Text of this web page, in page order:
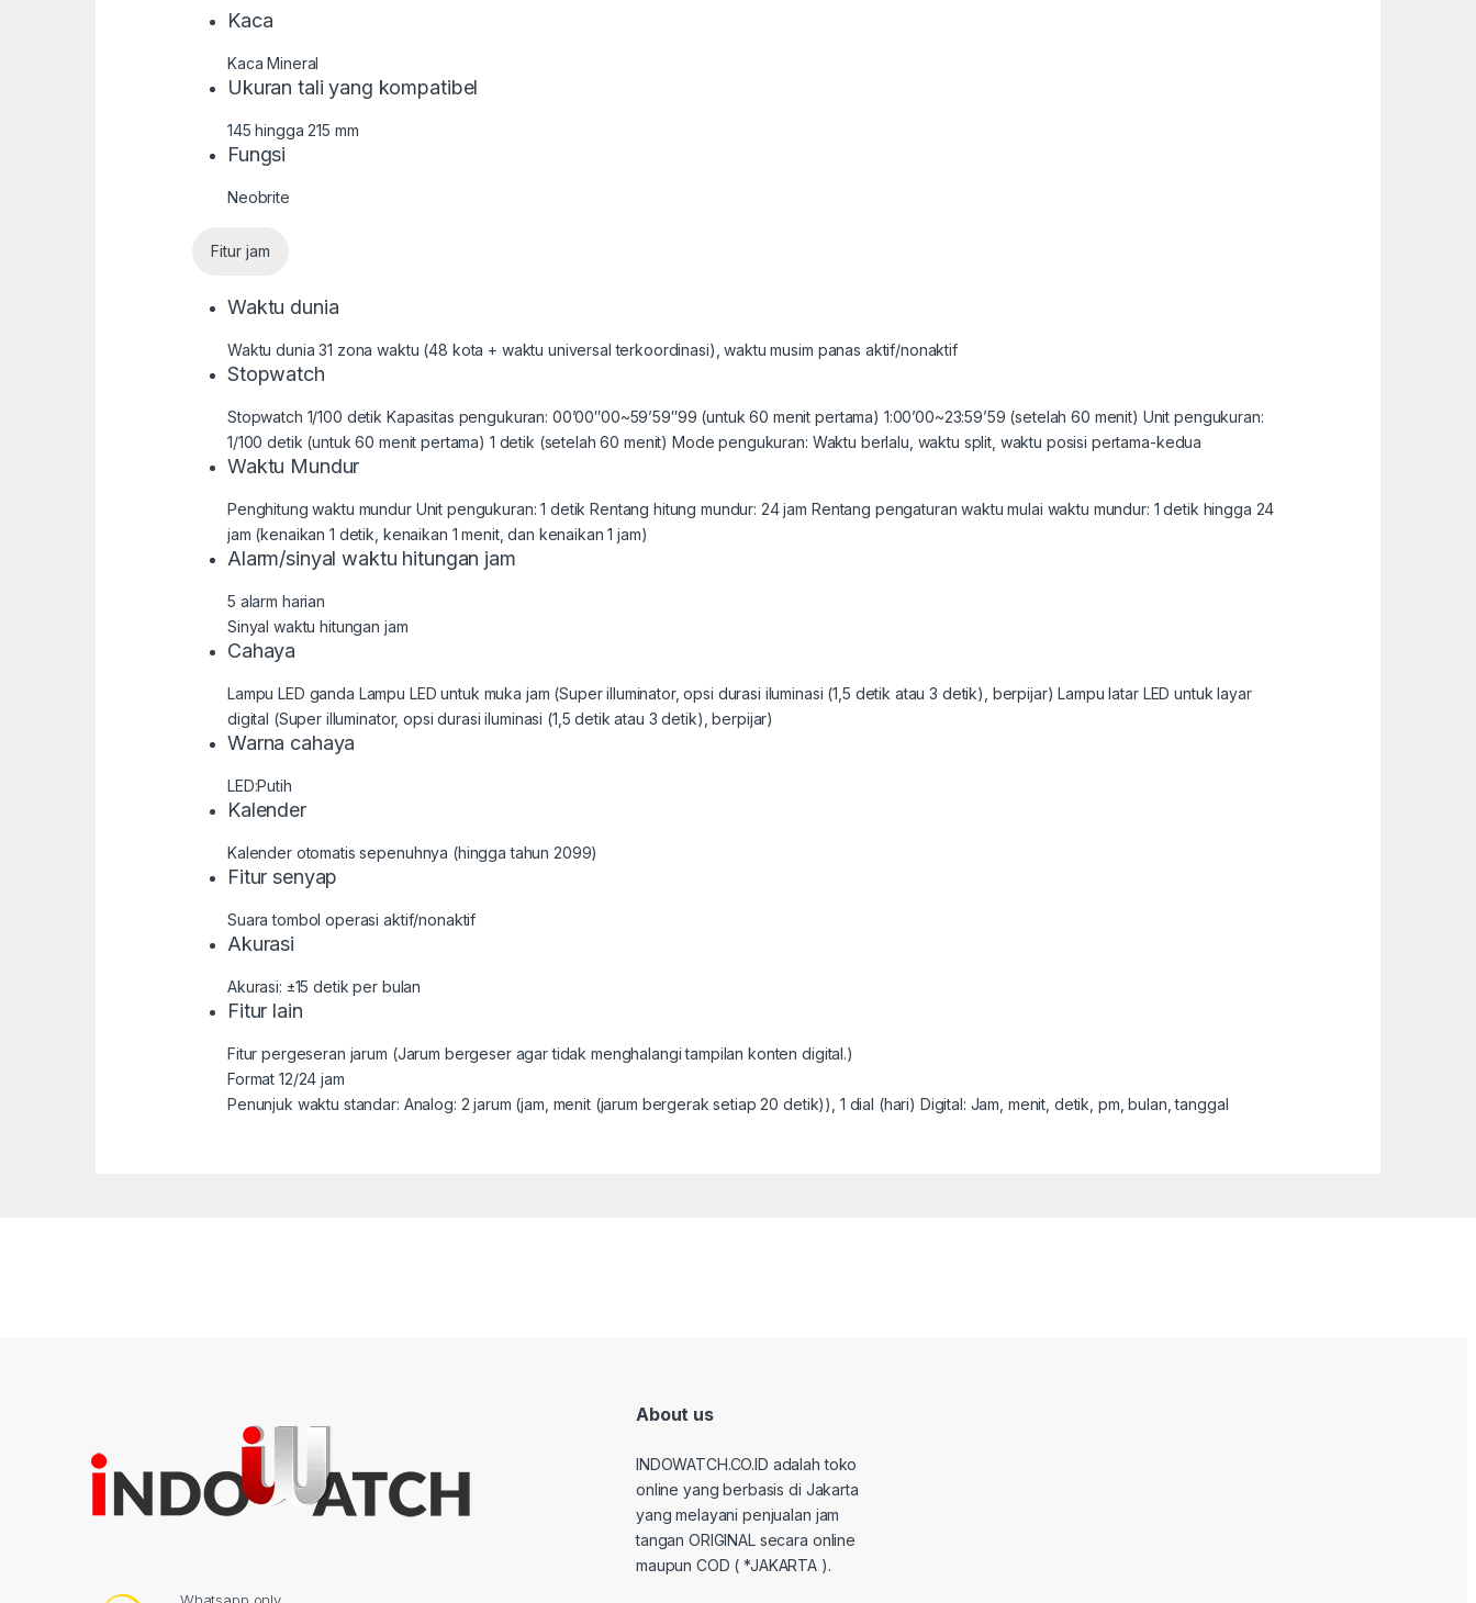
Kaca
Kaca Mineral
Ukuran tali yang kompatibel
145 hingga 215 mm
Fungsi
Neobrite
Fitur jam
Waktu dunia
Waktu dunia 31 zona waktu (48 kota + waktu universal terkoordinasi), waktu musim panas aktif/nonaktif
Stopwatch
Stopwatch 1/100 detik Kapasitas pengukuran: 00’00″00~59’59″99 (untuk 60 menit pertama) 1:00’00~23:59’59 (setelah 60 menit) Unit pengukuran:
1/100 detik (untuk 60 menit pertama) 1 detik (setelah 60 menit) Mode pengukuran: Waktu berlalu, waktu split, waktu posisi pertama-kedua
Waktu Mundur
Penghitung waktu mundur Unit pengukuran: 1 detik Rentang hitung mundur: 24 jam Rentang pengaturan waktu mulai waktu mundur: 1 detik hingga 24
jam (kenaikan 1 detik, kenaikan 1 menit, dan kenaikan 1 jam)
Alarm/sinyal waktu hitungan jam
5 alarm harian
Sinyal waktu hitungan jam
Cahaya
Lampu LED ganda Lampu LED untuk muka jam (Super illuminator, opsi durasi iluminasi (1,5 detik atau 3 detik), berpijar) Lampu latar LED untuk layar
digital (Super illuminator, opsi durasi iluminasi (1,5 detik atau 3 detik), berpijar)
Warna cahaya
LED:Putih
Kalender
Kalender otomatis sepenuhnya (hingga tahun 2099)
Fitur senyap
Suara tombol operasi aktif/nonaktif
Akurasi
Akurasi: ±15 detik per bulan
Fitur lain
Fitur pergeseran jarum (Jarum bergeser agar tidak menghalangi tampilan konten digital.)
Format 12/24 jam
Penunjuk waktu standar: Analog: 2 jarum (jam, menit (jarum bergerak setiap 20 detik)), 1 dial (hari) Digital: Jam, menit, detik, pm, bulan, tanggal
About us
INDOWATCH.CO.ID adalah toko
online yang berbasis di Jakarta
yang melayani penjualan jam
tangan ORIGINAL secara online
maupun COD ( *JAKARTA ).